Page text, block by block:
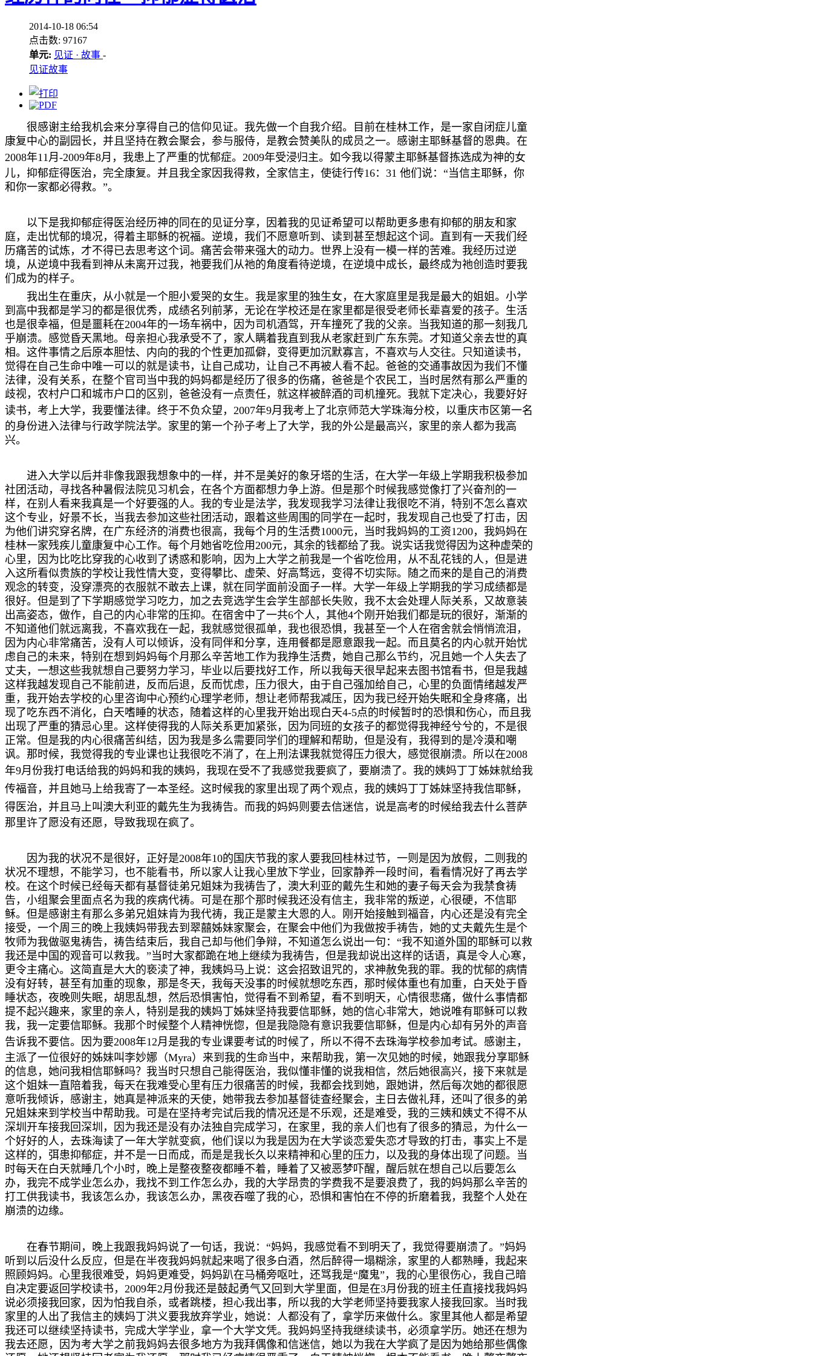
2014-10-18 06:54
点击数: 97167
单元: 见证 · 故事 -
见证故事
很感谢主给我机会来分享得自己的信仰见证。我先做一个自我介绍。目前在桂林工作，是一家自闭症儿童
康复中心的副园长，并且坚持在教会聚会，参与服侍，是教会赞美队的成员之一。感谢主耶稣基督的恩典。在
2008年11月 -2009年8月，我患上了严重的忧郁症。 2009年受浸归主。 如今我以得蒙主耶稣基督拣选成为神的女
儿，抑郁症得医治，完全康复。并且我全家因我得救，全家信主，使徒行传16：31 他们说：“当信主耶稣，你
和你一家都必得救。”。
以下是我抑郁症得医治经历神的同在的见证分享，因着我的见证希望可以帮助更多患有抑郁的朋友和家
庭，走出忧郁的境况，得着主耶稣的祝福。逆境，我们不愿意听到、读到甚至想起这个词。直到有一天我们经
历痛苦的试炼，才不得已去思考这个词。痛苦会带来强大的动力。世界上没有一模一样的苦难。我经历过逆
境，从逆境中我看到神从未离开过我，祂要我们从祂的角度看待逆境，在逆境中成长，最终成为祂创造时要我
们成为的样子。
我出生在重庆，从小就是一个胆小爱哭的女生。我是家里的独生女，在大家庭里是我是最大的姐姐。小学
到高中我都是学习的都是很优秀，成绩名列前茅，无论在学校还是在家里都是很受老师长辈喜爱的孩子。生活
也是很幸福，但是噩耗在2004年的一场车祸中，因为司机酒驾，开车撞死了我的父亲。当我知道的那一刻我几
乎崩溃。感觉昏天黑地。母亲担心我承受不了，家人瞒着我直到我从老家赶到广东东莞。才知道父亲去世的真
相。这件事情之后原本胆怯、内向的我的个性更加孤僻，变得更加沉默寡言，不喜欢与人交往。只知道读书，
觉得在自己生命中唯一可以的就是读书，让自己成功，让自己不再被人看不起。爸爸的交通事故因为我们不懂
法律，没有关系，在整个官司当中我的妈妈都是经历了很多的伤痛，爸爸是个农民工，当时居然有那么严重的
歧视，农村户口和城市户口的区别，爸爸没有一点责任，就这样被醉酒的司机撞死。我就下定决心，我要好好
读书，考上大学，我要懂法律。终于不负众望， 2007年9月我考上了北京师范大学珠海分校，以重庆市区第一名
的身份进入法律与行政学院法学。家里的第一个孙子考上了大学，我的外公是最高兴，家里的亲人都为我高
兴。
进入大学以后并非像我跟我想象中的一样，并不是美好的象牙塔的生活，在大学一年级上学期我积极参加
社团活动，寻找各种暑假法院见习机会，在各个方面都想力争上游。但是那个时候我感觉像打了兴奋剂的一
样，在别人看来我真是一个好要强的人。我的专业是法学，我发现我学习法律让我很吃不消，特别不怎么喜欢
这个专业，好景不长，当我去参加这些社团活动，跟着这些周围的同学在一起时，我发现自己也受了打击，因
为他们讲究穿名牌，在广东经济的消费也很高，我每个月的生活费1000元，当时我妈妈的工资1200，我妈妈在
桂林一家残疾儿童康复中心工作。每个月她省吃俭用200元，其余的钱都给了我。说实话我觉得因为这种虚荣的
心里，因为比吃比穿我的心收到了诱惑和影响，因为上大学之前我是一个省吃俭用，从不乱花钱的人，但是进
入这所看似贵族的学校让我性情大变，变得攀比、虚荣、好高骛远，变得不切实际。随之而来的是自己的消费
观念的转变，没穿漂亮的衣服就不敢去上课，就在同学面前没面子一样。大学一年级上学期我的学习成绩都是
很好。但是到了下学期感觉学习吃力，加之去竞选学生会学生部部长失败，我不太会处理人际关系，又故意装
出高姿态，做作，自己的内心非常的压抑。在宿舍中了一共6个人，其他4个刚开始我们都是玩的很好，渐渐的
不知道他们就远离我，不喜欢我在一起，我就感觉很孤单，我也很恐惧，我甚至一个人在宿舍就会悄悄流泪，
因为内心非常痛苦，没有人可以倾诉，没有同伴和分享，连用餐都是愿意跟我一起。而且莫名的内心就开始忧
虑自己的未来，特别在想到妈妈每个月那么辛苦地工作为我挣生活费，她自己那么节约，况且她一个人失去了
丈夫，一想这些我就想自己要努力学习，毕业以后要找好工作，所以我每天很早起来去图书馆看书，但是我越
这样我越发现自己不能前进，反而后退，反而忧虑，压力很大，由于自己强加给自己，心里的负面情绪越发严
重，我开始去学校的心里咨询中心预约心理学老师，想让老师帮我减压，因为我已经开始失眠和全身疼痛，出
现了吃东西不消化，白天嗜睡的状态，随着这样的心里我开始出现白天4-5点的时候暂时的恐惧和伤心，而且我
出现了严重的猜忌心里。这样使得我的人际关系更加紧张，因为同班的女孩子的都觉得我神经兮兮的，不是很
正常。但是我的内心很痛苦纠结，因为我是多么需要同学们的理解和帮助，但是没有，我得到的是冷漠和嘲
讽。那时候，我觉得我的专业课也让我很吃不消了，在上刑法课我就觉得压力很大，感觉很崩溃。所以在2008
年9月份我打电话给我的妈妈和我的姨妈，我现在受不了我感觉我要疯了，要崩溃了。我的姨妈丁丁姊妹就给我
传福音，并且她马上给我寄了一本圣经。这时候我的家里出现了两个观点，我的姨妈丁丁姊妹坚持我信耶稣，
得医治 ，并且马上叫澳大利亚的戴先生为我祷告。而我的妈妈则要去信迷信，说是高考的时候给我去什么菩萨
那里许了愿没有还愿，导致我现在疯了。
因为我的状况不是很好，正好是2008年10的国庆节我的家人要我回桂林过节，一则是因为放假，二则我的
状况不理想，不能学习，也不能看书，所以家人让我心里放下学业，回家静养一段时间，看看情况好了再去学
校。在这个时候已经每天都有基督徒弟兄姐妹为我祷告了，澳大利亚的戴先生和她的妻子每天会为我禁食祷
告，小组聚会里面点名为我的疾病代祷。可是在那个那时候我还没有信主，我非常的叛逆，心很硬，不信耶
稣。但是感谢主有那么多弟兄姐妹肯为我代祷，我正是蒙主大恩的人。刚开始接触到福音，内心还是没有完全
接受，一个周三的晚上我姨妈带我去到翠囍姊妹家聚会，在聚会中他们为我做按手祷告，她的丈夫戴先生是个
牧师为我做驱鬼祷告，祷告结束后，我自己却与他们争辩，不知道怎么说出一句：“我不知道外国的耶稣可以救
我还是中国的观音可以救我。”当时大家都跪在地上继续为我祷告，但是我却说出这样的话语，真是令人心寒，
更令主痛心。这简直是大大的亵渎了神，我姨妈马上说：这会招致诅咒的，求神赦免我的罪。我的忧郁的病情
没有好转，甚至有加重的现象，那是冬天，我每天没事的时候就想吃东西，那时候体重也有加重，白天处于昏
睡状态，夜晚则失眠，胡思乱想，然后恐惧害怕，觉得看不到希望，看不到明天，心情很悲痛，做什么事情都
提不起兴趣来，家里的亲人，特别是我的姨妈丁姊妹坚持我要信耶稣，她的信心非常大，她说唯有耶稣可以救
我，我一定要信耶稣。我那个时候整个人精神恍惚，但是我隐隐有意识我要信耶稣，但是内心却有另外的声音
告诉我不要信。因为要2008年12月 是我的专业课要考试的时候了，所以不得不去珠海学校参加考试。感谢主，
主派了一位很好的姊妹叫李妙娜（Myra）来到我的生命当中，来帮助我，第一次见她的时候，她跟我分享耶稣
的信息，她问我相信耶稣吗？我当时只想自己能得医治，我似懂非懂的说我相信，然后她很高兴，接下来就是
这个姐妹一直陪着我，每天在我难受心里有压力很痛苦的时候，我都会找到她，跟她讲，然后每次她的都很愿
意听我倾诉，感谢主，她真是神派来的天使，她带我去参加基督徒查经聚会，主日去做礼拜，还叫了很多的弟
兄姐妹来到学校当中帮助我。可是在坚持考完试后我的情况还是不乐观，还是难受，我的三姨和姨丈不得不从
深圳开车接我回深圳，因为我还是没有办法独自完成学习，在家里，我的亲人们也有了很多的猜忌，为什么一
个好好的人，去珠海读了一年大学就变疯，他们误以为我是因为在大学谈恋爱失恋才导致的打击，事实上不是
这样的，弭患抑郁症，并不是一日而成，而是是我长久以来精神和心里的压力，以及我的身体出现了问题。当
时每天在白天就睡几个小时，晚上是整夜整夜都睡不着，睡着了又被恶梦吓醒，醒后就在想自己以后要怎么
办，我完不成学业怎么办，我找不到工作怎么办，我的大学昂贵的学费我不是要浪费了，我的妈妈那么辛苦的
打工供我读书，我该怎么办，我该怎么办，黑夜吞噬了我的心，恐惧和害怕在不停的折磨着我，我整个人处在
崩溃的边缘。
在春节期间，晚上我跟我妈妈说了一句话，我说：“妈妈，我感觉看不到明天了，我觉得要崩溃了。”妈妈
听到以后没什么反应，但是在半夜我妈妈就起来喝了很多白酒，然后醉得一塌糊涂，家里的人都熟睡，我起来
照顾妈妈。心里我很难受，妈妈更难受，妈妈趴在马桶旁呕吐，还骂我是“魔鬼”，我的心里很伤心，我自己暗
自决定要返回学校读书，2009年2月份我还是鼓起勇气又回到大学里面，但是在3月份我的班主任直接找我妈妈
说必须接我回家，因为怕我自杀，或者跳楼，担心我出事，所以我的大学老师坚持要我家人接我回家。当时我
家里的人出了我信主的姨妈丁洪义要我放弃学业，她说：人都没有了，拿学历来做什么。家里其他人都是希望
我还可以继续坚持读书，完成大学学业，拿一个大学文凭。我妈妈坚持我继续读书，必须拿学历。她还在想为
我去还愿，因为考大学之前我妈妈去很多地方为我拜偶像和信迷信，她以为我在大学疯了是因为她给那些偶像